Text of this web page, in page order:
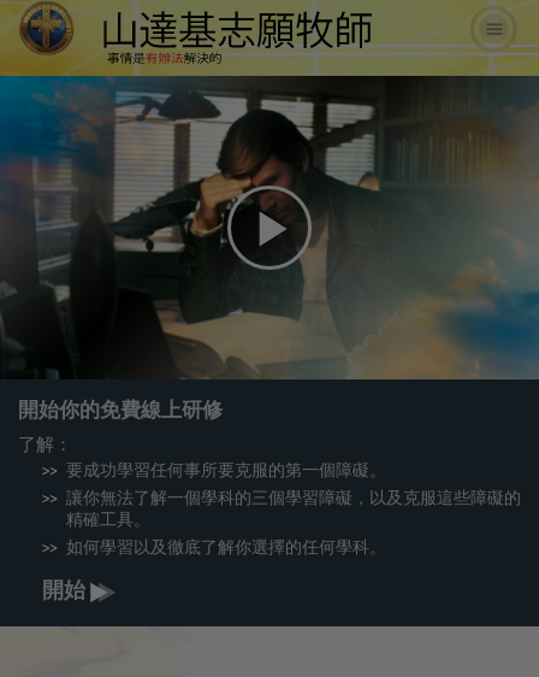
Play
Video
開始你的免費線上研修
了解：
要成功學習任何事所要克服的第一個障礙。
讓你無法了解一個學科的三個學習障礙，以及克服這些障礙的
精確工具。
如何學習以及徹底了解你選擇的任何學科。
開始